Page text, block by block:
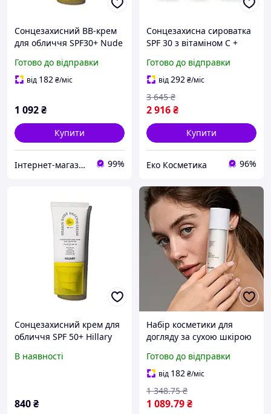
Сонцезахисний BB-крем
для обличчя SPF30+ Nude
BB-Cream All Day Protect
SPF30+, 40 мл
Готово до відправки
від 182₴/міс
1 092₴
Купити
Інтернет-магазин FlashBuy 99%
Сонцезахисна сироватка
SPF 30 з вітаміном С +
догляду за шкірою
обличчя сухого типу
Hillary
Готово до відправки
від292₴/міс
2 916₴
3 645 ₴
Купити
Еко Косметика 96%
Сонцезахисний крем для
обличчя SPF 50+ Hillary
Cream, 40 мл
В наявності
840₴
Набір косметики для
догляду за сухою шкірою
сироваткою SPF 30 Hillary
Готово до відправки
від 182₴/міс
1 089.79₴
1 348.75 ₴